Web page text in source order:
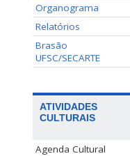
Organograma
Relatórios
Brasão
UFSC/SECARTE
ATIVIDADES
CULTURAIS
Agenda Cultural